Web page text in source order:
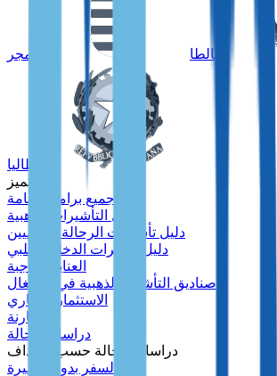
مالطا المجر
إيطاليا
متميز
جميع برامج الإقامة
دليل التأشيرات الذهبية
دليل تأشيرات الرحالة الرقميين
دليل تأشيرات الدخل السلبي
العناية الواجبة
صناديق التأشيرة الذهبية في البرتغال
الاستثمار العقاري
مقارنة
دراسات الحالة
دراسات الحالة حسب الأهداف
السفر بدون تأشيرة